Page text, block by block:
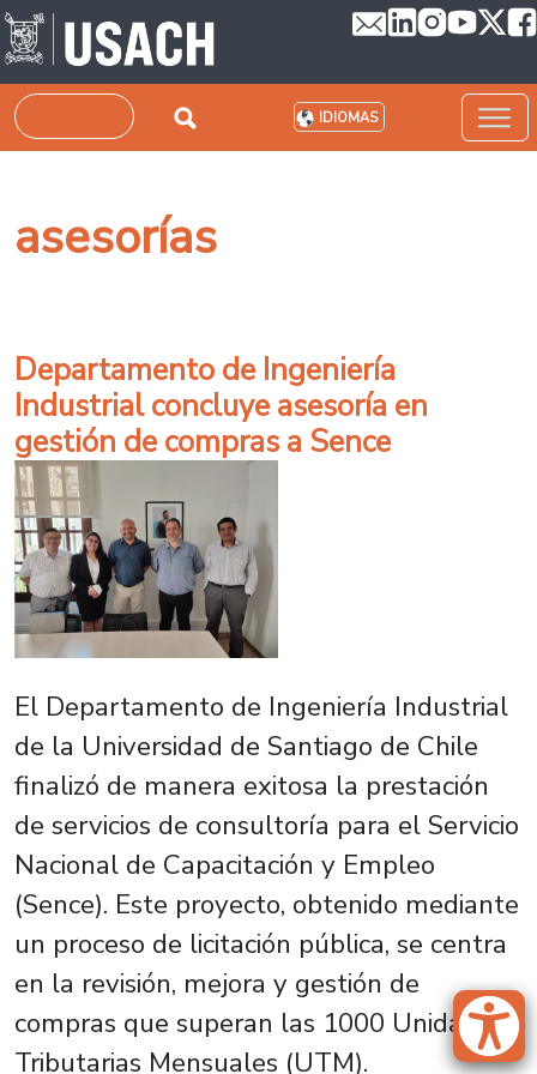
Pasar al contenido principal
Buscar IDIOMAS
asesorías
Departamento de Ingeniería
Industrial concluye asesoría en
gestión de compras a Sence
El Departamento de Ingeniería Industrial
de la Universidad de Santiago de Chile
finalizó de manera exitosa la prestación
de servicios de consultoría para el Servicio
Nacional de Capacitación y Empleo
(Sence). Este proyecto, obtenido mediante
un proceso de licitación pública, se centra
en la revisión, mejora y gestión de
compras que superan las 1000 Unidades
Tributarias Mensuales (UTM).